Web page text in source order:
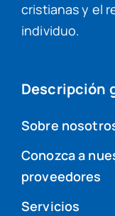
cristianas y el
individuo.
Descripción
Sobre
Conozca a
proveedores
Servicios